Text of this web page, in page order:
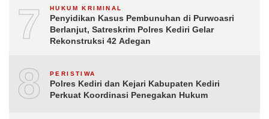
7 HUKUM KRIMINAL
Penyidikan Kasus Pembunuhan di Purwoasri
Berlanjut, Satreskrim Polres Kediri Gelar
Rekonstruksi 42 Adegan
8 PERISTIWA
Polres Kediri dan Kejari Kabupaten Kediri
Perkuat Koordinasi Penegakan Hukum